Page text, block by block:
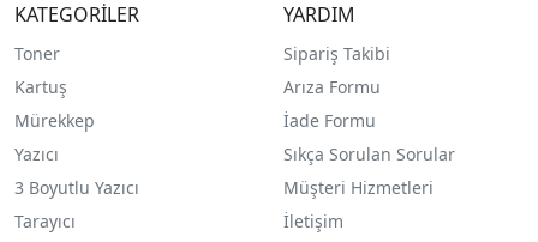
KATEGORİLER
Toner
Kartuş
Mürekkep
Yazıcı
3 Boyutlu Yazıcı
Tarayıcı
YARDIM
Sipariş Takibi
Arıza Formu
İade Formu
Sıkça Sorulan Sorular
Müşteri Hizmetleri
İletişim